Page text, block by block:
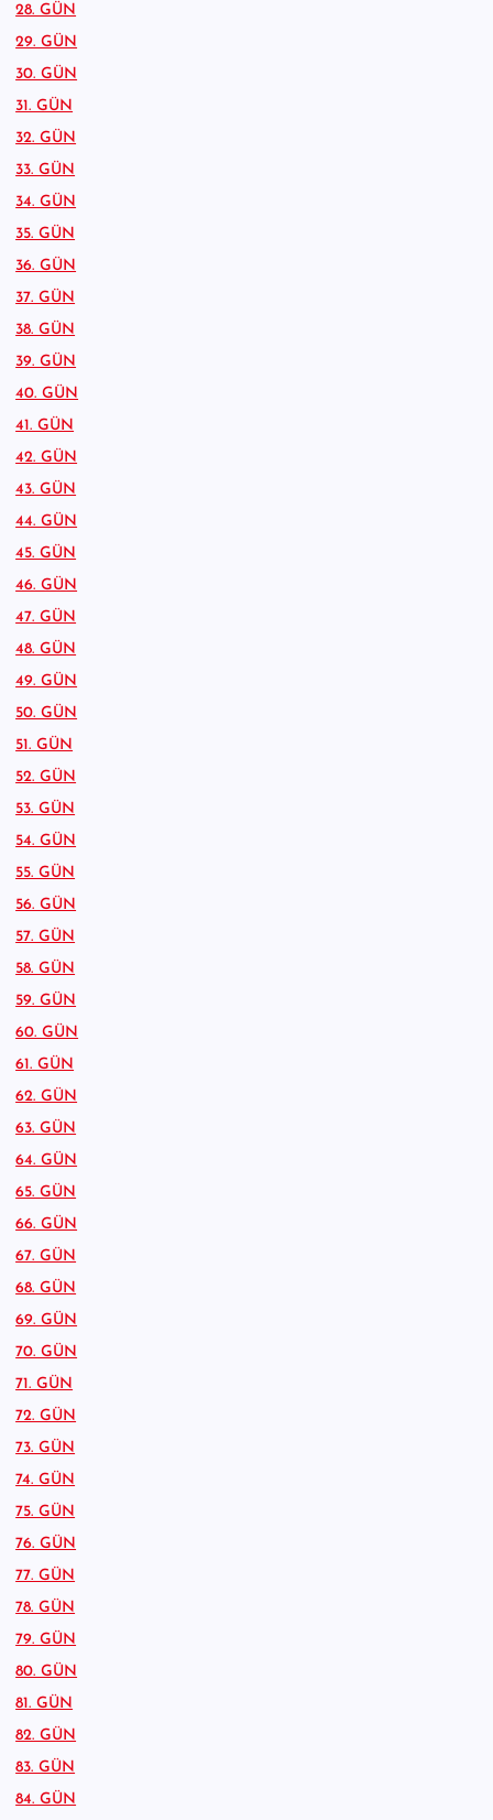
28. GÜN
29. GÜN
30. GÜN
31. GÜN
32. GÜN
33. GÜN
34. GÜN
35. GÜN
36. GÜN
37. GÜN
38. GÜN
39. GÜN
40. GÜN
41. GÜN
42. GÜN
43. GÜN
44. GÜN
45. GÜN
46. GÜN
47. GÜN
48. GÜN
49. GÜN
50. GÜN
51. GÜN
52. GÜN
53. GÜN
54. GÜN
55. GÜN
56. GÜN
57. GÜN
58. GÜN
59. GÜN
60. GÜN
61. GÜN
62. GÜN
63. GÜN
64. GÜN
65. GÜN
66. GÜN
67. GÜN
68. GÜN
69. GÜN
70. GÜN
71. GÜN
72. GÜN
73. GÜN
74. GÜN
75. GÜN
76. GÜN
77. GÜN
78. GÜN
79. GÜN
80. GÜN
81. GÜN
82. GÜN
83. GÜN
84. GÜN